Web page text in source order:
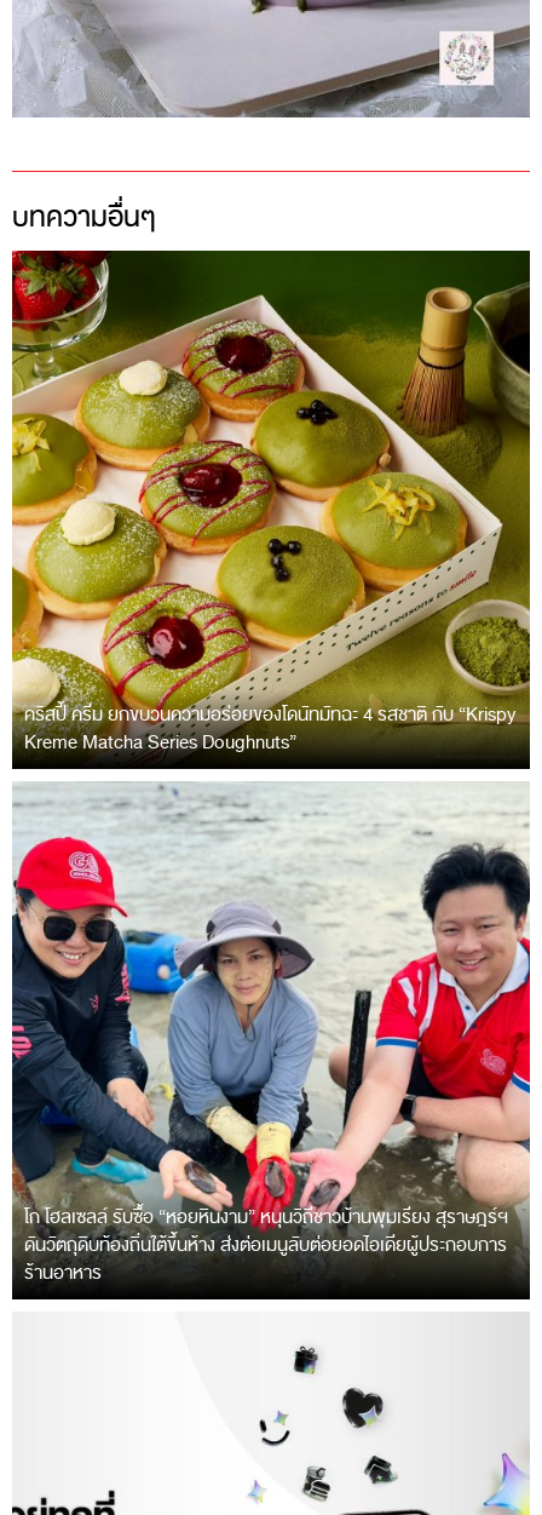
บทความอื่นๆ
คริสปี้ ครีม ยกขบวนความอร่อยของโดนัทมัทฉะ 4 รสชาติ กับ “Krispy
Kreme Matcha Series Doughnuts”
โก โฮลเซลล์ รับซื้อ “หอยหินงาม” หนุนวิถีชาวบ้านพุมเรียง สุราษฎร์ฯ
ดันวัตถุดิบท้องถิ่นใต้ขึ้นห้าง ส่งต่อเมนูลับต่อยอดไอเดียผู้ประกอบการ
ร้านอาหาร